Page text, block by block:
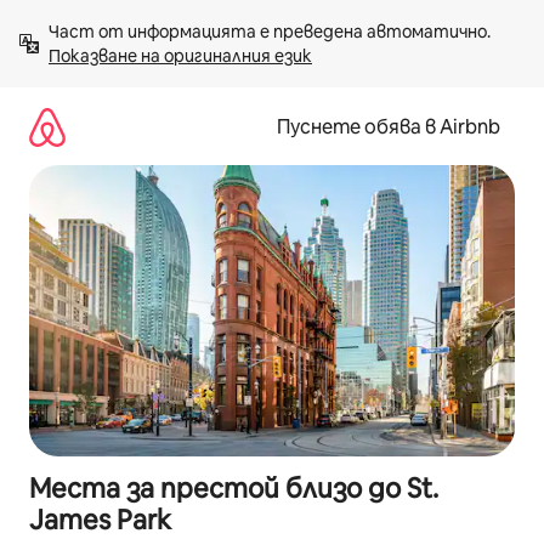
към
съдържанието
Показване на оригиналния език
Пуснете обява в Airbnb
Места за престой близо до St.
James Park